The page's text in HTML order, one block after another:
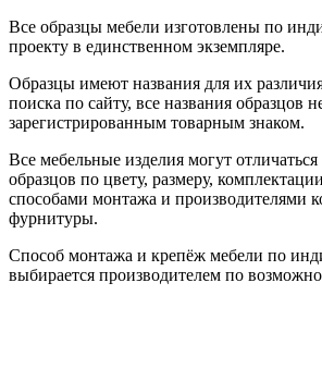
Все образцы мебели изготовлены по
проекту в единственном экземпляре.
Образцы имеют названия для их
поиска по сайту, все названия образцов
зарегистрированным товарным знаком.
Все мебельные изделия могут
образцов по цвету, размеру,
способами монтажа и производителями
фурнитуры.
Способ монтажа и крепёж мебели по
выбирается производителем по